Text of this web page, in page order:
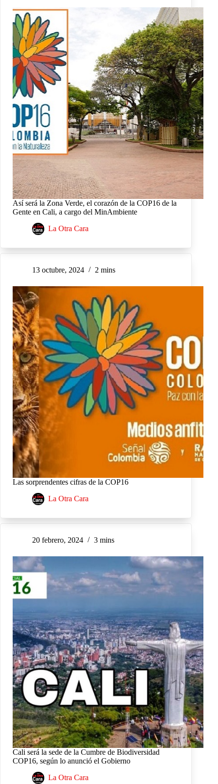
Así será la Zona Verde, el corazón de la COP16 de la
Gente en Cali, a cargo del MinAmbiente
La Otra Cara
13 octubre, 2024 2 mins
Las sorprendentes cifras de la COP16
La Otra Cara
20 febrero, 2024 3 mins
Cali será la sede de la Cumbre de Biodiversidad
COP16, según lo anunció el Gobierno
La Otra Cara